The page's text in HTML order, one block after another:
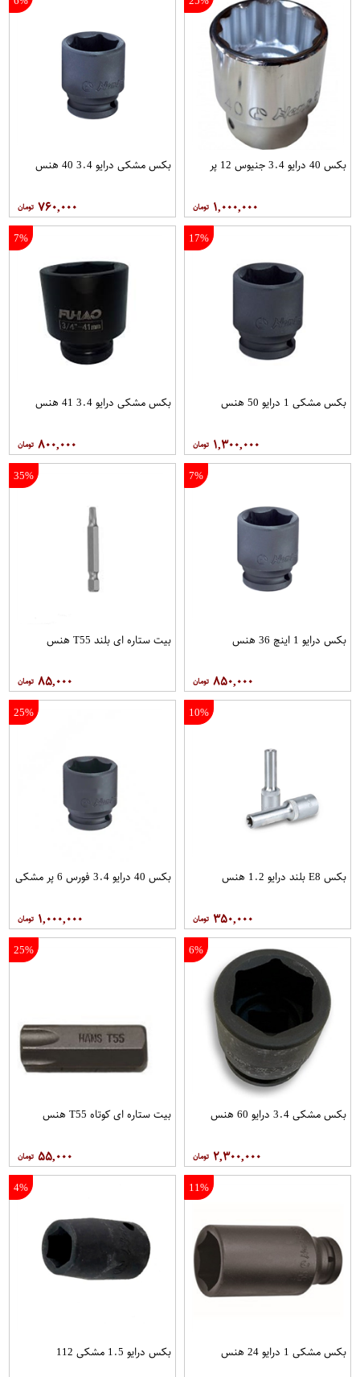
بکس 40 درایو 3.4 جنیوس 12 پر
۱,۰۰۰,۰۰۰
بکس مشکی درایو 3.4 40 هنس
۷۶۰,۰۰۰
17%
بکس مشکی 1 درایو 50 هنس
۱,۳۰۰,۰۰۰
7%
بکس مشکی درایو 3.4 41 هنس
۸۰۰,۰۰۰
7%
بکس درایو 1 اینچ 36 هنس
۸۵۰,۰۰۰
35%
بیت ستاره ای بلند T55 هنس
۸۵,۰۰۰
10%
بکس E8 بلند درایو 1.2 هنس
۳۵۰,۰۰۰
25%
بکس 40 درایو 3.4 فورس 6 پر مشکی
۱,۰۰۰,۰۰۰
6%
بکس مشکی 3.4 درایو 60 هنس
۲,۳۰۰,۰۰۰
25%
بیت ستاره ای کوتاه T55 هنس
۵۵,۰۰۰
11%
بکس مشکی 1 درایو 24 هنس
4%
بکس درایو 1.5 مشکی 112